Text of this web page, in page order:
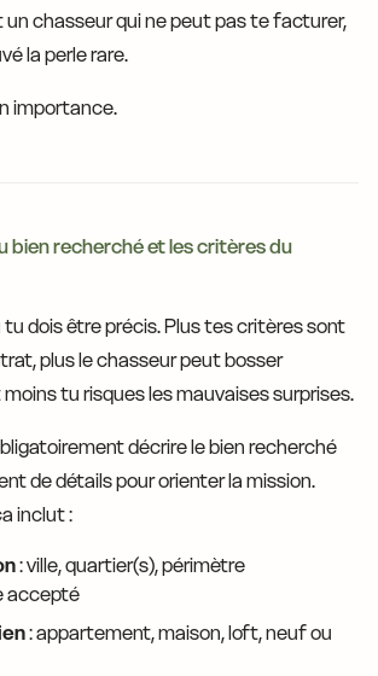
chasseur qui ne peut pas te facturer,
la perle rare.
importance.
bien recherché et les critères du
dois être précis. Plus tes critères sont
plus le chasseur peut bosser
tu risques les mauvaises surprises.
décrire le bien recherché
de détails pour orienter la mission.
inclut :
: ville, quartier(s), périmètre
accepté
: appartement, maison, loft, neuf ou